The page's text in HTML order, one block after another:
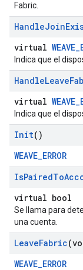
Fabric.
HandleJoin
virtual
Indica que el
HandleLeave
virtual
Indica que el
Init()
WEAVE_ERROR
IsPairedTo
virtual bool
Se llama para
una cuenta.
LeaveFabric
WEAVE_ERROR